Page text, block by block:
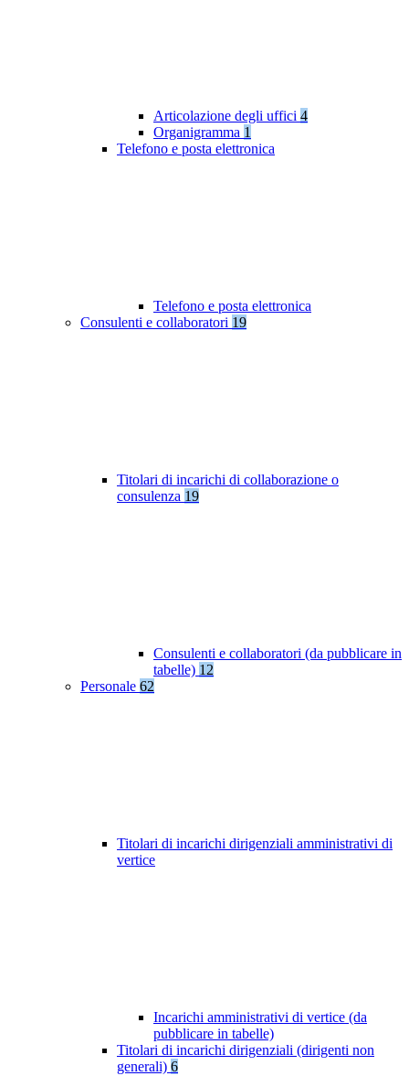
Articolazione degli uffici 4
Organigramma 1
Telefono e posta elettronica
Telefono e posta elettronica
Consulenti e collaboratori 19
Titolari di incarichi di collaborazione o
consulenza 19
Consulenti e collaboratori (da pubblicare in
tabelle) 12
Personale 62
Titolari di incarichi dirigenziali amministrativi di
vertice
Incarichi amministrativi di vertice (da
pubblicare in tabelle)
Titolari di incarichi dirigenziali (dirigenti non
generali) 6